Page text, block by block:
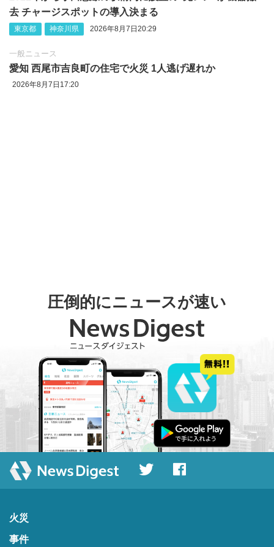
去 チャージスポットの導入決まる
東京都 神奈川県 2026年8月7日20:29
一般ニュース
愛知 西尾市吉良町の住宅で火災 1人逃げ遅れか
2026年8月7日17:20
圧倒的にニュースが速い
火災
事件